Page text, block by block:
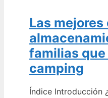
Las mejores
familias
camping
Índice Introducción